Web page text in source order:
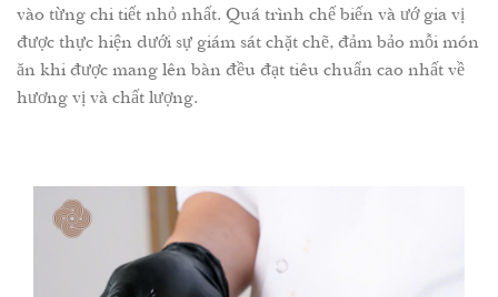
vào từng chi tiết nhỏ nhất. Quá trình chế biến và ướ gia vị
được thực hiện dưới sự giám sát chặt chẽ, đảm bảo mỗi món
ăn khi được mang lên bàn đều đạt tiêu chuẩn cao nhất về
hương vị và chất lượng.